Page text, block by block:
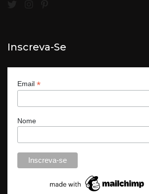
Inscreva-Se
Email *
Nome